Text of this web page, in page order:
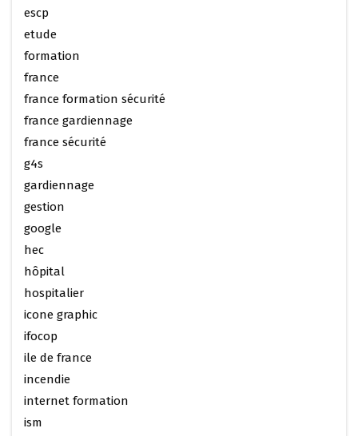
escp
etude
formation
france
france formation sécurité
france gardiennage
france sécurité
g4s
gardiennage
gestion
google
hec
hôpital
hospitalier
icone graphic
ifocop
ile de france
incendie
internet formation
ism